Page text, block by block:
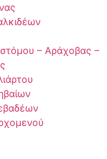
– Αράχοβας –